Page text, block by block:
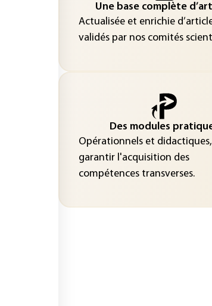
Une base complète
Actualisée et enrichie
validés par nos comités
Des modules
Opérationnels et
garantir l'acquisition des
compétences transverses.